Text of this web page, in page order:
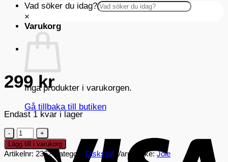
Vad söker du idag?
×
Varukorg
Inga produkter i varukorgen.
Gå tillbaka till butiken
299kr
Endast 1 kvar i lager
Joie
Diskställ
Till
Lägg till i varukorg
Artikelnr: 2362 Kategori: Diskställ Varumärke:Joie